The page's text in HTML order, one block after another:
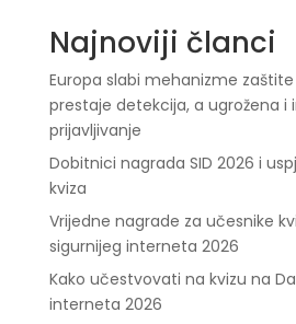
Najnoviji članci
Europa slabi mehanizme
prestaje detekcija, a ugrožena i
prijavljivanje
Dobitnici nagrada SID 2026 i
kviza
Vrijedne nagrade za učesnike
sigurnijeg interneta 2026
Kako učestvovati na kvizu na
interneta 2026